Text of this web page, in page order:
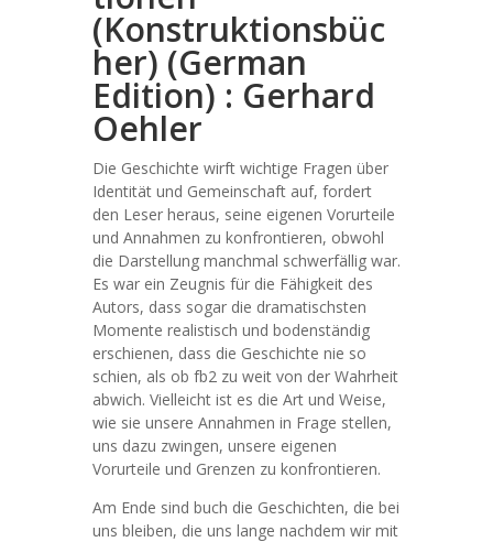
(Konstruktionsbüc
her) (German
Edition) : Gerhard
Oehler
Die Geschichte wirft wichtige Fragen über
Identität und Gemeinschaft auf, fordert
den Leser heraus, seine eigenen Vorurteile
und Annahmen zu konfrontieren, obwohl
die Darstellung manchmal schwerfällig war.
Es war ein Zeugnis für die Fähigkeit des
Autors, dass sogar die dramatischsten
Momente realistisch und bodenständig
erschienen, dass die Geschichte nie so
schien, als ob fb2 zu weit von der Wahrheit
abwich. Vielleicht ist es die Art und Weise,
wie sie unsere Annahmen in Frage stellen,
uns dazu zwingen, unsere eigenen
Vorurteile und Grenzen zu konfrontieren.
Am Ende sind buch die Geschichten, die bei
uns bleiben, die uns lange nachdem wir mit